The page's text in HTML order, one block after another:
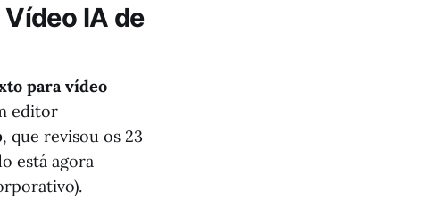
IA de
para vídeo
editor
, que revisou os 23
está agora